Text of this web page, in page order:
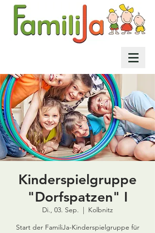
Kinderspielgruppe
"Dorfspatzen" I
Di., 03. Sep.
  |
Kolbnitz
Start der FamiliJa-Kinderspielgruppe für